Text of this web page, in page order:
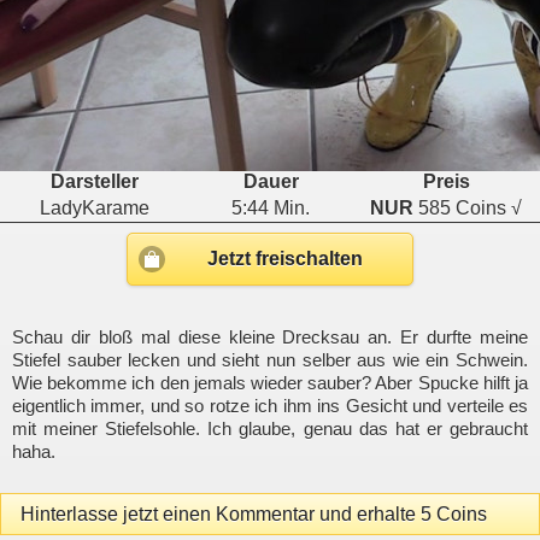
Darsteller Dauer
Preis
LadyKarame
5:44 Min. NUR 585 Coins √
Jetzt freischalten
Schau dir bloß mal diese kleine Drecksau an. Er durfte meine
Stiefel sauber lecken und sieht nun selber aus wie ein Schwein.
Wie bekomme ich den jemals wieder sauber? Aber Spucke hilft ja
eigentlich immer, und so rotze ich ihm ins Gesicht und verteile es
mit meiner Stiefelsohle. Ich glaube, genau das hat er gebraucht
haha.
Hinterlasse jetzt einen Kommentar und erhalte 5 Coins